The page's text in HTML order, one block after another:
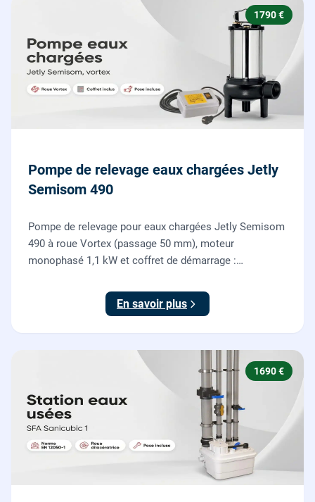
1790 €
Pompe de relevage eaux chargées Jetly
Semisom 490
Pompe de relevage pour eaux chargées Jetly Semisom
490 à roue Vortex (passage 50 mm), moteur
monophasé 1,1 kW et coffret de démarrage :
fournie et posée par nos plombiers.
En savoir plus
1690 €